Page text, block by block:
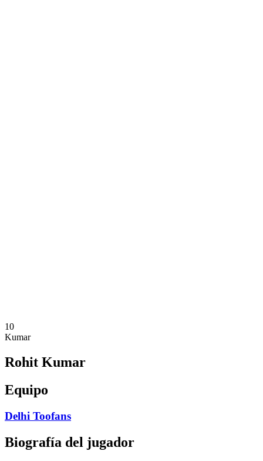
10
Kumar
Rohit Kumar
Equipo
Delhi Toofans
Biografía del jugador